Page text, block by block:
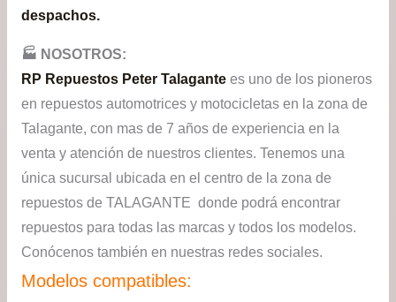
despachos.
🏭​ NOSOTROS:
RP Repuestos Peter Talagante es uno de los pioneros
en repuestos automotrices y motocicletas en la zona de
Talagante, con mas de 7 años de experiencia en la
venta y atención de nuestros clientes. Tenemos una
única sucursal ubicada en el centro de la zona de
repuestos de TALAGANTE donde podrá encontrar
repuestos para todas las marcas y todos los modelos.
Conócenos también en nuestras redes sociales.
Modelos compatibles: